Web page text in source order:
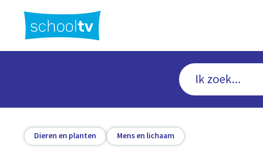
hoofdinhoud
Dieren en planten Mens en lichaam